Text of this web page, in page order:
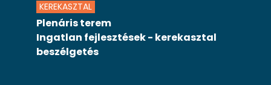
KEREKASZTAL
Plenáris terem
Ingatlan fejlesztések - kerekasztal
beszélgetés